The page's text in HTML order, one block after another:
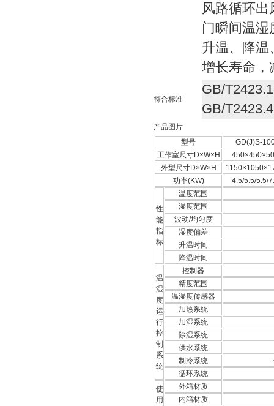
风路循环
门瞬间温湿
升温、降温
增长寿命，
符合标准
GB/
GB/
产品图片
型号
GD(J)S-
工作室尺寸D×W×H
外型尺寸D×W×H
功率(KW)
4.5/5.5/5.5/
性
能
指
标
温度范围
湿度范围
波动/均匀度
湿度偏差
升温时间
降温时间
温
湿
度
运
行
控
制
系
统
控制器
精度范围
温湿度传感器
加热系统
加湿系统
除湿系统
供水系统
制冷系统
循环系统
使
用
外箱材质
内箱材质